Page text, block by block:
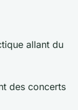
allant du
des concerts